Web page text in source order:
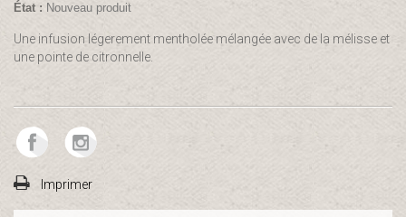
État : Nouveau produit
Une infusion légerement mentholée mélangée avec de la mélisse et
une pointe de citronnelle.
Imprimer